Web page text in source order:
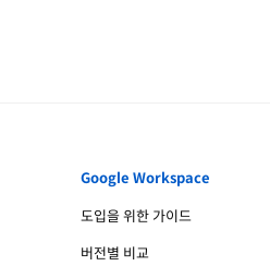
Google Workspace
도입을 위한 가이드
버전별 비교